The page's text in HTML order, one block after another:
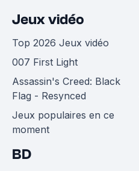
Jeux vidéo
Top 2026 Jeux vidéo
007 First Light
Assassin's Creed: Black
Flag - Resynced
Jeux populaires en ce
moment
BD